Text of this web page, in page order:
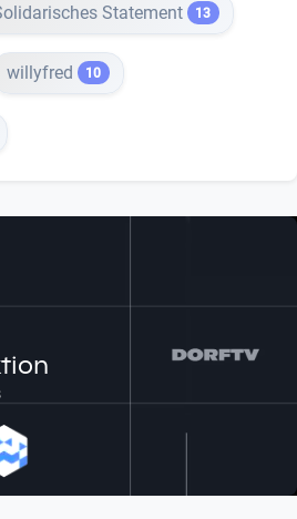
Statement 13
willyfred 10